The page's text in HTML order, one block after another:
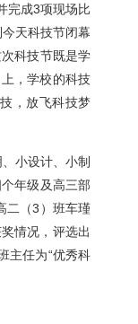
完成3项现场比
天科技节闭幕
科技节既是学
，学校的科技
，放飞科技梦
小设计、小制
年级及高三部
二（3）班车瑾
情况，评选出
主任为“优秀科